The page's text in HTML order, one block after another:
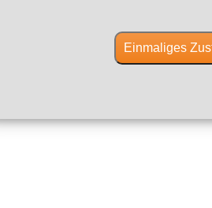
Einmaliges